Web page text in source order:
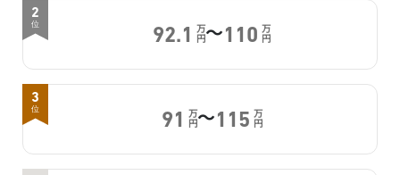
2
位
92.1 万
円～110 万
円
3
位
91 万
円～115 万
円